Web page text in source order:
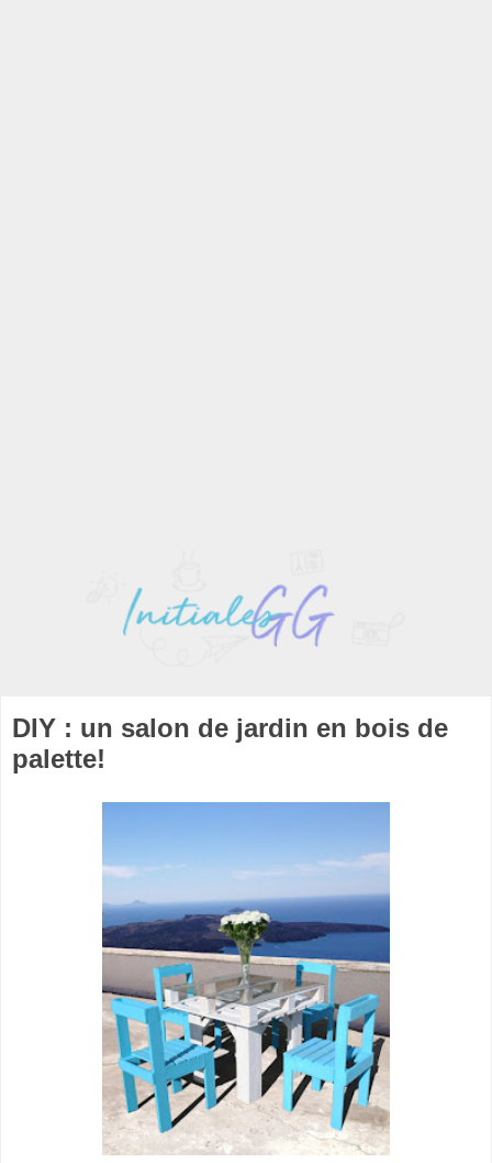
DIY : un salon de jardin en bois de
palette!